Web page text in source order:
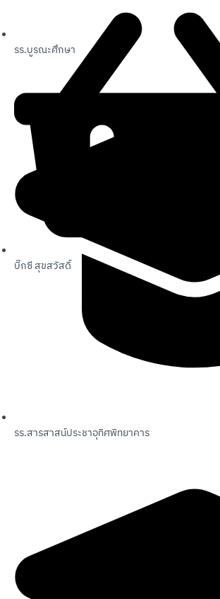
บิ๊กซี สุขสวัสดิ์
รร.บูรณะศึกษา
รร.สารสาสน์ประชาอุทิศพิทยาคาร